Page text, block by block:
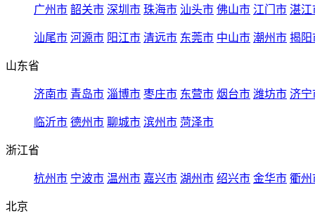
广州市 韶关市 深圳市 珠海市 汕头市 佛山市 江门市 湛江
汕尾市 河源市 阳江市 清远市 东莞市 中山市 潮州市 揭阳
山东省
济南市 青岛市 淄博市 枣庄市 东营市 烟台市 潍坊市 济宁
临沂市 德州市 聊城市 滨州市 菏泽市
浙江省
杭州市 宁波市 温州市 嘉兴市 湖州市 绍兴市 金华市 衢州
北京